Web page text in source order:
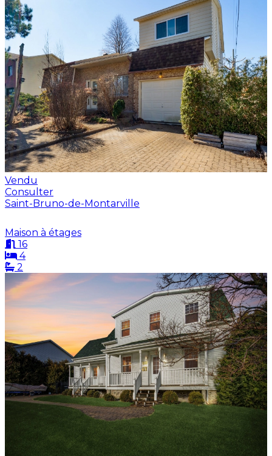
Vendu
Consulter
Saint-Bruno-de-Montarville
Maison à étages
16
4
2